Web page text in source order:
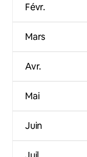
Févr.
Mars
Avr.
Mai
Juin